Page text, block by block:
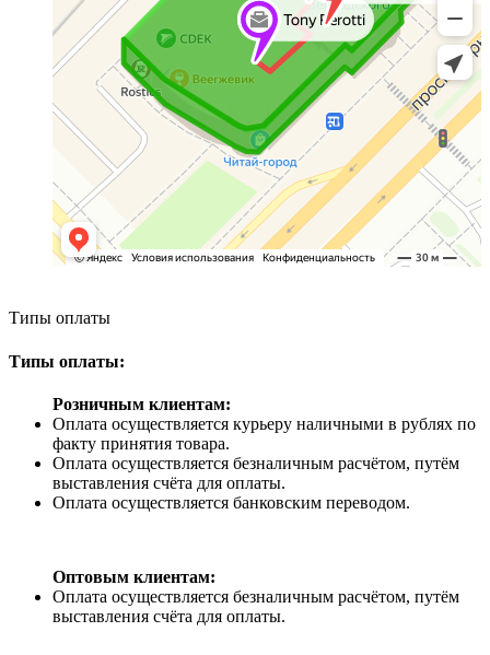
Типы оплаты
Типы оплаты:
Розничным клиентам:
Оплата осуществляется курьеру наличными в рублях по
факту принятия товара.
Оплата осуществляется безналичным расчётом, путём
выставления счёта для оплаты.
Оплата осуществляется банковским переводом.
Оптовым клиентам:
Оплата осуществляется безналичным расчётом, путём
выставления счёта для оплаты.